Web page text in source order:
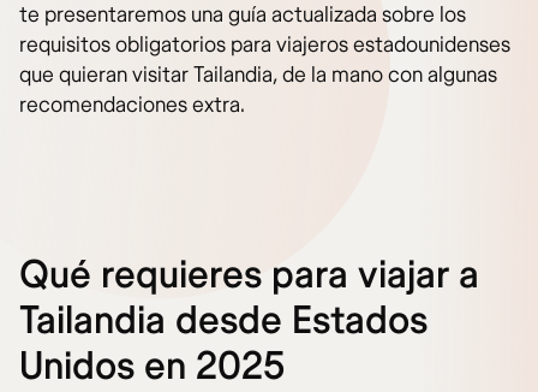
te presentaremos una guía actualizada sobre los
requisitos obligatorios para viajeros estadounidenses
que quieran visitar Tailandia, de la mano con algunas
recomendaciones extra.
Qué requieres para viajar a
Tailandia desde Estados
Unidos en 2025